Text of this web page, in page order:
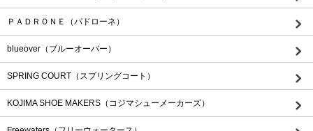
ＰＡＤＲＯＮＥ（パドローネ）
blueover（ブルーオーバー）
SPRING COURT（スプリングコート）
KOJIMA SHOE MAKERS（コジマシューメーカーズ）